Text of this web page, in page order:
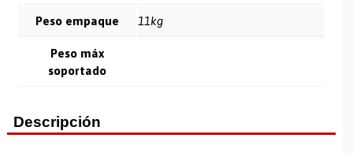
Peso empaque 11kg
Peso máx
soportado
Descripción